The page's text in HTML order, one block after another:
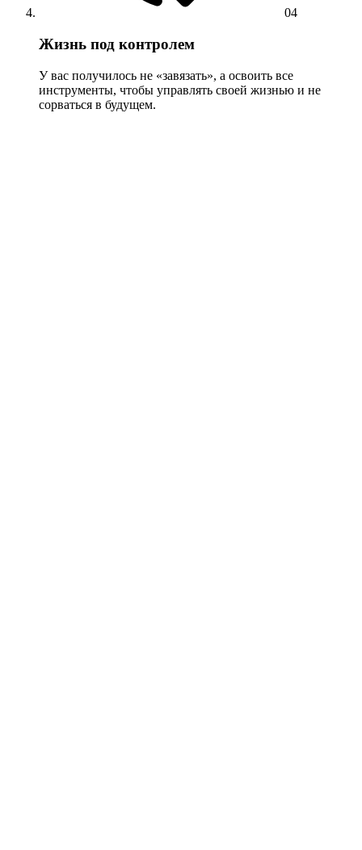
04
Жизнь под контролем
У вас получилось не «завязать», а освоить все
инструменты, чтобы управлять своей жизнью и не
сорваться в будущем.